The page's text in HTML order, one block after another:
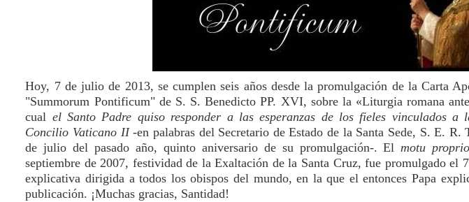
Hoy, 7 de julio de 2013, se cumplen seis años desde la promulgación de la Carta
"Summorum Pontificum" de S. S. Benedicto PP. XVI, sobre la «Liturgia romana
cual el Santo Padre quiso responder a las esperanzas de los fieles vinculados a
Concilio Vaticano II-en palabras del Secretario de Estado de la Santa Sede, S. E.
de julio del pasado año, quinto aniversario de su promulgación-. Elmotu proprio
septiembre de 2007, festividad de la Exaltación de la Santa Cruz, fue promulgado el
explicativa dirigida a todos los obispos del mundo, en la que el entonces Papa
publicación. ¡Muchas gracias, Santidad!